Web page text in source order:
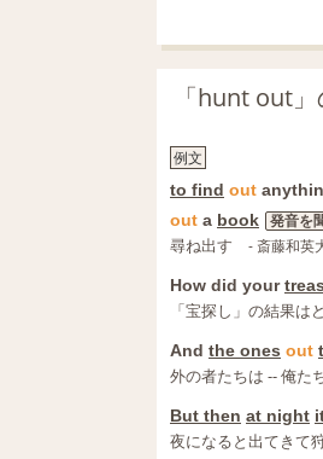
「hunt out
例文
to find out
out a book 発音を
尋ね出す - 斎藤和英
How did your
「宝探し」の結果は
And the ones out
外の者たちは -- 俺た
But then at night
夜になると出てきて